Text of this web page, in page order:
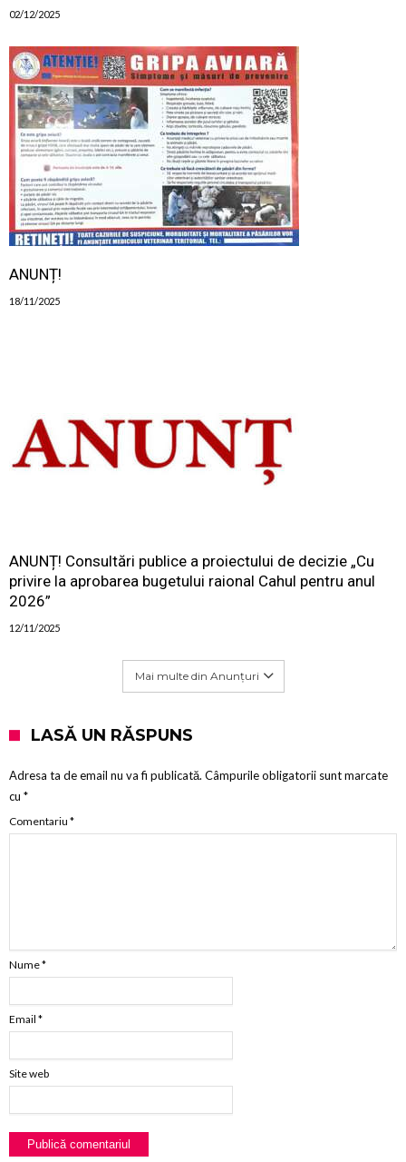
02/12/2025
ANUNȚ!
18/11/2025
ANUNȚ! Consultări publice a proiectului de decizie „Cu
privire la aprobarea bugetului raional Cahul pentru anul
2026”
12/11/2025
Mai multe din Anunțuri
LASĂ UN RĂSPUNS
Adresa ta de email nu va fi publicată. Câmpurile obligatorii sunt marcate
cu *
Comentariu *
Nume*
Email *
Site web